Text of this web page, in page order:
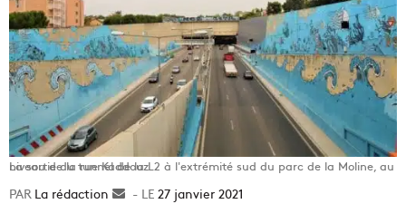
La sortie du tunnel de la L2 à l'extrémité sud du parc de la Moline, au niveau de la rue Kaddouz
La rédaction
Envoyer27 janvier 2021